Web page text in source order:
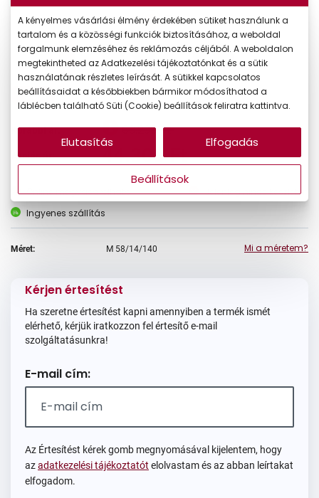
-30%
Korábbi ár: 63.290 Ft
Akciós ár: 44.303 Ft
Online megvásárolható
Jelenleg nincs készleten
Ingyenes szállítás
Méret: M 58/14/140 Mi a méretem?
Kérjen értesítést
Ha szeretne értesítést kapni amennyiben a termék ismét
elérhető, kérjük iratkozzon fel értesítő e-mail
szolgáltatásunkra!
E-mail cím:
Az Értesítést kérek gomb megnyomásával kijelentem, hogy
azadatkezelési tájékoztatót elolvastam és az abban leírtakat
elfogadom.
A kényelmes vásárlási élmény érdekében sütiket használunk a
tartalom és a közösségi funkciók biztosításához, a weboldal
forgalmunk elemzéséhez és reklámozás céljából. A weboldalon
megtekintheted az Adatkezelési tájékoztatónkat és a sütik
használatának részletes leírását. A sütikkel kapcsolatos
beállításaidat a későbbiekben bármikor módosíthatod a
láblécben található Süti (Cookie) beállítások feliratra kattintva.
Beállítások
Elutasítás Elfogadás